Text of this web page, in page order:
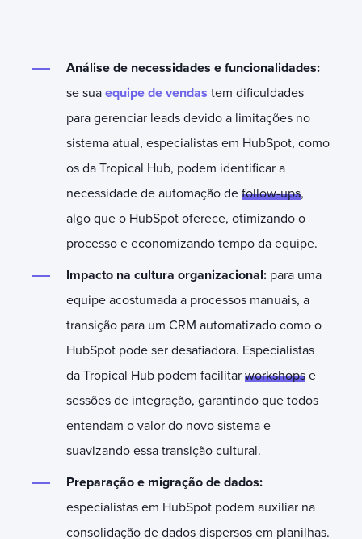
Análise de necessidades e funcionalidades:
se sua equipe de vendas tem dificuldades
para gerenciar leads devido a limitações no
sistema atual, especialistas em HubSpot, como
os da Tropical Hub, podem identificar a
necessidade de automação de follow-ups,
algo que o HubSpot oferece, otimizando o
processo e economizando tempo da equipe.
Impacto na cultura organizacional: para uma
equipe acostumada a processos manuais, a
transição para um CRM automatizado como o
HubSpot pode ser desafiadora. Especialistas
da Tropical Hub podem facilitar workshops e
sessões de integração, garantindo que todos
entendam o valor do novo sistema e
suavizando essa transição cultural.
Preparação e migração de dados:
especialistas em HubSpot podem auxiliar na
consolidação de dados dispersos em planilhas.